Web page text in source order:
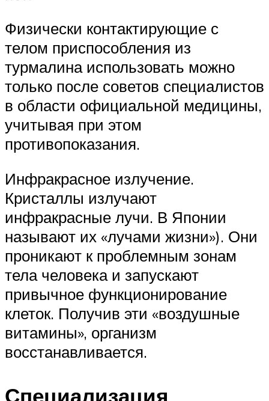
Физически контактирующие с
телом приспособления из
турмалина использовать можно
только после советов специалистов
в области официальной медицины,
учитывая при этом
противопоказания.
Инфракрасное излучение.
Кристаллы излучают
инфракрасные лучи. В Японии
называют их «лучами жизни»). Они
проникают к проблемным зонам
тела человека и запускают
привычное функционирование
клеток. Получив эти «воздушные
витамины», организм
восстанавливается.